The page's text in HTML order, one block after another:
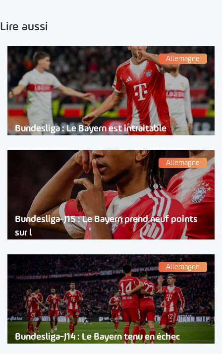
Lire aussi
Allemagne
Bundesliga : Le Bayern est intraitable
Allemagne
Bundesliga-J15 : Le Bayern prend neuf points
sur l
Allemagne
Bundesliga-J14 : Le Bayern tenu en échec